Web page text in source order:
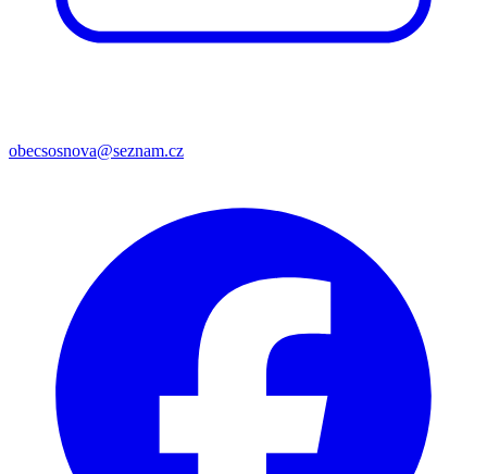
obecsosnova@seznam.cz